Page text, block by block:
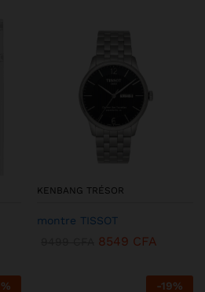
KENBANG TRÉSOR
montre TISSOT
8549 CFA
% -19%